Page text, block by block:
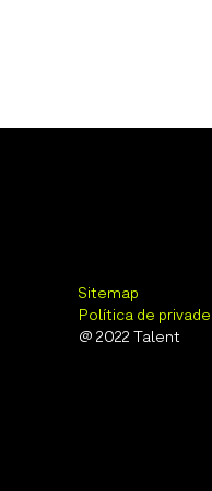
Sitemap
Política de
@ 2022 Talent